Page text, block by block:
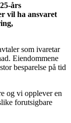
års
vil ha ansvaret
som ivaretar
Eiendommene
besparelse på tid
og vi opplever en
forutsigbare